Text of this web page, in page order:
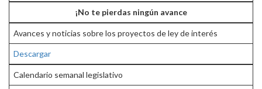
¡No te pierdas ningún avance
Avances y noticias sobre los proyectos de ley de interés
Descargar
Calendario semanal legislativo